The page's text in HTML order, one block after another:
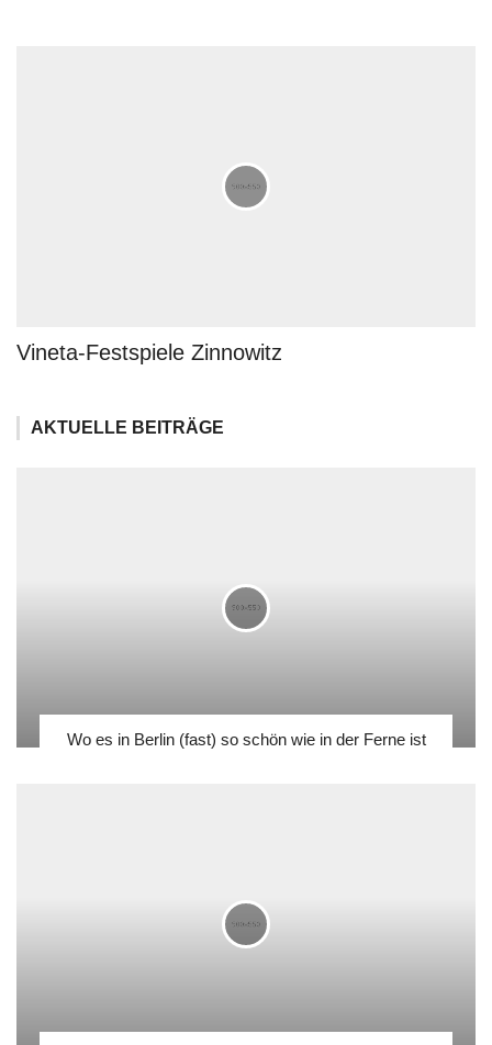
Vineta-Festspiele Zinnowitz
AKTUELLE BEITRÄGE
Wo es in Berlin (fast) so schön wie in der Ferne ist